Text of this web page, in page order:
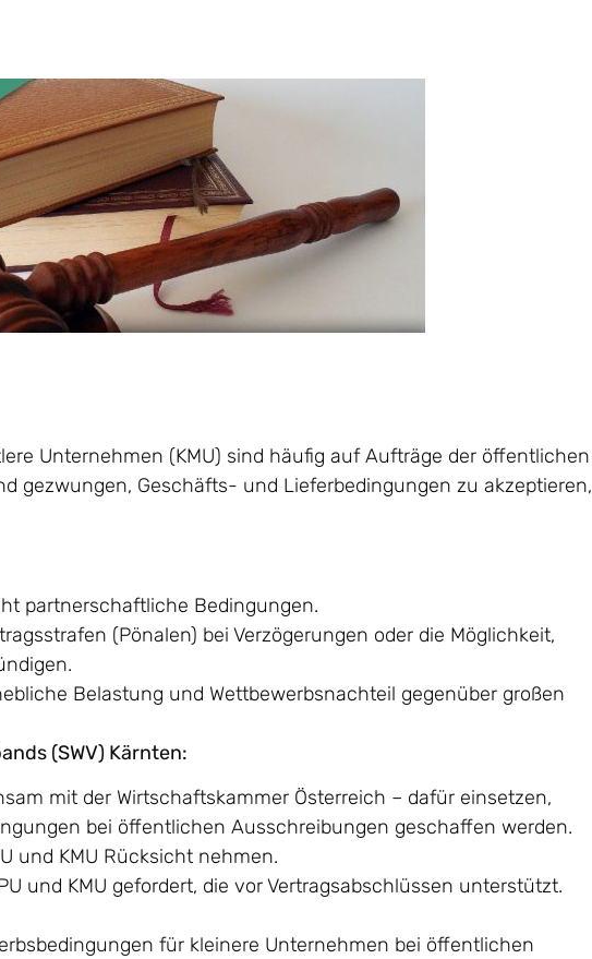
Unternehmen (KMU) sind häufig auf Aufträge der öffentlichen
gezwungen, Geschäfts- und Lieferbedingungen zu akzeptieren,
partnerschaftliche Bedingungen.
(Pönalen) bei Verzögerungen oder die Möglichkeit,
Belastung und Wettbewerbsnachteil gegenüber großen
(SWV) Kärnten:
mit der Wirtschaftskammer Österreich – dafür einsetzen,
bei öffentlichen Ausschreibungen geschaffen werden.
und KMU Rücksicht nehmen.
und KMU gefordert, die vor Vertragsabschlüssen unterstützt.
für kleinere Unternehmen bei öffentlichen